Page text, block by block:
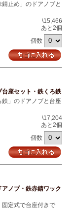
止め」のドアノブと
\15,466
あと2個
個数
座セット・鉄くろ鉄
」のドアノブと台座
\17,204
あと2個
個数
ノブ・鉄赤錆ワック
固定式で台座付きで